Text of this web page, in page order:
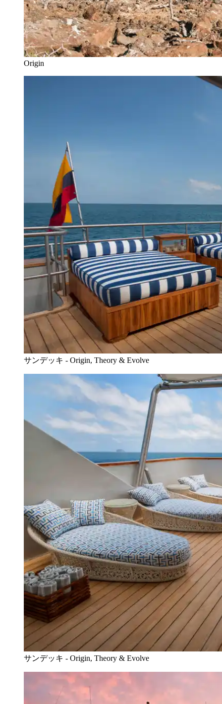
Origin
サンデッキ - Origin, Theory & Evolve
サンデッキ - Origin, Theory & Evolve